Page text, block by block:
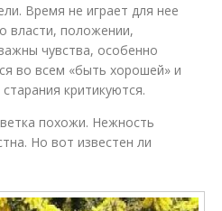
Время не играет для нее
власти, положении,
чувства, особенно
во всем «быть хорошей» и
критикуются.
похожи. Нежность
Но вот известен ли